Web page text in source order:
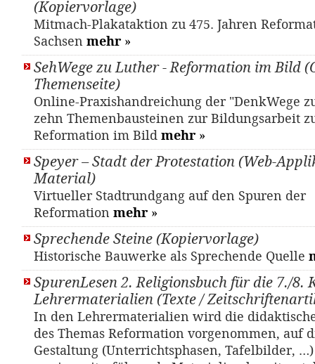
(Kopiervorlage)
Mitmach-Plakataktion zu 475. Jahren
Sachsen mehr »
SehWege zu Luther - Reformation im Bild
Themenseite)
Online-Praxishandreichung der "DenkWege
zehn Themenbausteinen zur Bildungsarbeit
Reformation im Bild mehr »
Speyer – Stadt der Protestation (Web-
Material)
Virtueller Stadtrundgang auf den Spuren der
Reformation mehr »
Sprechende Steine (Kopiervorlage)
Historische Bauwerke als Sprechende Quelle
SpurenLesen 2. Religionsbuch für die 7./8.
Lehrermaterialien (Texte /
In den Lehrermaterialien wird die
des Themas Reformation vorgenommen, auf
Gestaltung (Unterrichtsphasen, Tafelbilder,